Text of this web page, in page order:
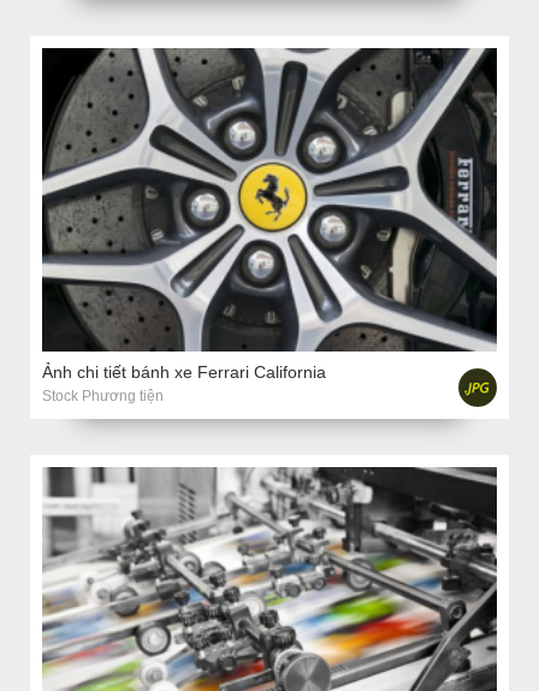
Ảnh chi tiết bánh xe Ferrari California
Stock Phương tiện